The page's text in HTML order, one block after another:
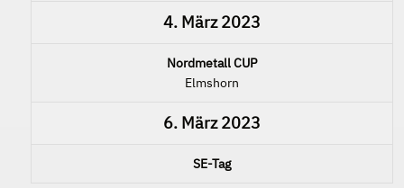
4. März 2023
Nordmetall CUP
Elmshorn
6. März 2023
SE-Tag